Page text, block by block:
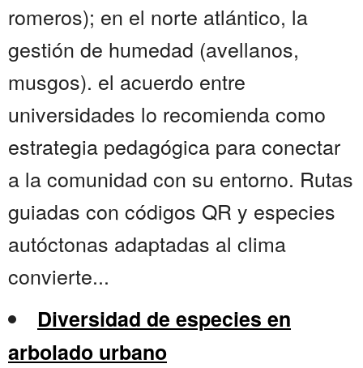
romeros); en el norte atlántico, la
gestión de humedad (avellanos,
musgos). el acuerdo entre
universidades lo recomienda como
estrategia pedagógica para conectar
a la comunidad con su entorno. Rutas
guiadas con códigos QR y especies
autóctonas adaptadas al clima
convierte...
Diversidad de especies en
arbolado urbano